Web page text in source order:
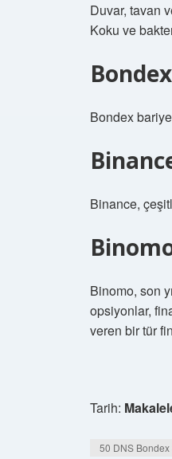
Duvar, tavan
Koku ve
Bondex
Binance,
Binomo, son
opsiyonlar,
veren bir tür
Tarih:
50 DNS